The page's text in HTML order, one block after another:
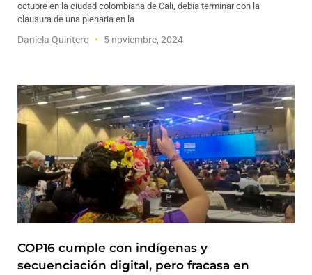
octubre en la ciudad colombiana de Cali, debía terminar con la
clausura de una plenaria en la
Daniela Quintero 5 noviembre, 2024
COP16 cumple con indígenas y
secuenciación digital, pero fracasa en